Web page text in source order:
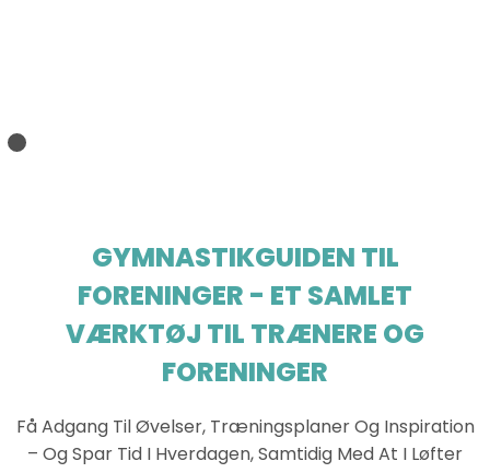
GYMNASTIKGUIDEN TIL
FORENINGER - ET SAMLET
VÆRKTØJ TIL TRÆNERE OG
FORENINGER
Få Adgang Til Øvelser, Træningsplaner Og Inspiration
– Og Spar Tid I Hverdagen, Samtidig Med At I Løfter